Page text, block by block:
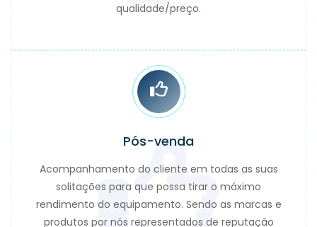
qualidade/preço.
Pós-venda
Acompanhamento do cliente em todas as suas
solitações para que possa tirar o máximo
rendimento do equipamento. Sendo as marcas e
produtos por nós representados de reputação